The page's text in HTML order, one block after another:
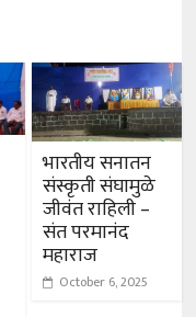
भारतीय सनातन
संस्कृती संघामुळे
जीवंत राहिली –
संत परमानंद
महाराज
October 6, 2025